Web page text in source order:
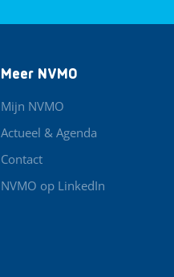
Meer NVMO
Mijn NVMO
Actueel & Agenda
Contact
NVMO op LinkedIn